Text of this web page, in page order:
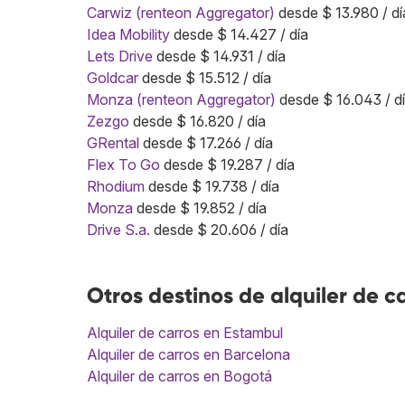
Carwiz (renteon Aggregator) desde $ 13.980 /
Idea Mobility desde $ 14.427 / día
Lets Drive desde $ 14.931 / día
Goldcar desde $ 15.512 / día
Monza (renteon Aggregator) desde $ 16.043 /
Zezgo desde $ 16.820 / día
GRental desde $ 17.266 / día
Flex To Go desde $ 19.287 / día
Rhodium desde $ 19.738 / día
Monza desde $ 19.852 / día
Drive S.a. desde $ 20.606 / día
Otros destinos de alquiler de
Alquiler de carros en Estambul
Alquiler de carros en Barcelona
Alquiler de carros en Bogotá